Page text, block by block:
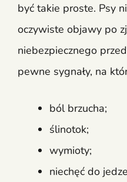
być takie proste. Psy
oczywiste objawy po
niebezpiecznego
pewne sygnały, na
ból brzucha;
ślinotok;
wymioty;
niechęć do